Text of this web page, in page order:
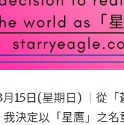
月15日(星期日) ｜從「
我決定以「星鷹」之名